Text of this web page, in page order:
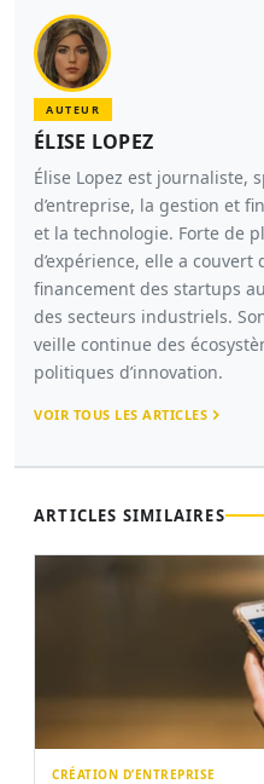
AUTEUR
ÉLISE LOPEZ
Élise Lopez est journaliste,
d’entreprise, la gestion et
et la technologie. Forte de
d’expérience, elle a
financement des startups
des secteurs industriels.
veille continue des
politiques d’innovation.
VOIR TOUS LES ARTICLES
ARTICLES SIMILAIRES
CRÉATION D’ENTREPRISE